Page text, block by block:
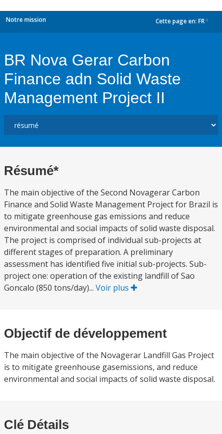
Notre mission Cette page en: FR
BR Nova Gerar Carbon
Finance adn Solid Waste
Management Project II
Résumé*
The main objective of the Second Novagerar Carbon
Finance and Solid Waste Management Project for Brazil is
to mitigate greenhouse gas emissions and reduce
environmental and social impacts of solid waste disposal.
The project is comprised of individual sub-projects at
different stages of preparation. A preliminary
assessment has identified five initial sub-projects. Sub-
project one: operation of the existing landfill of Sao
Goncalo (850 tons/day)... Voir plus
Objectif de développement
The main objective of the Novagerar Landfill Gas Project
is to mitigate greenhouse gasemissions, and reduce
environmental and social impacts of solid waste disposal.
Clé Détails